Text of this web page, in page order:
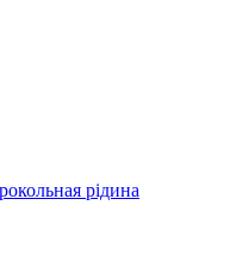
рідина